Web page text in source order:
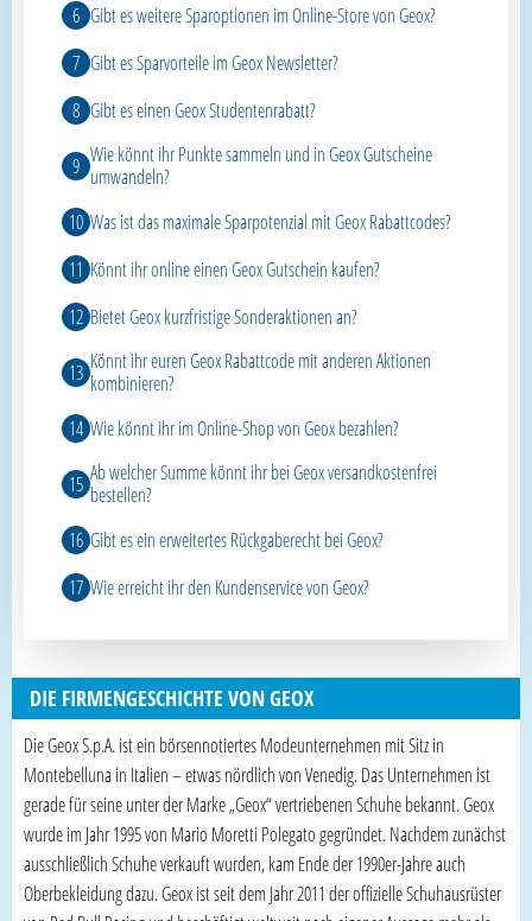
Gibt es weitere Sparoptionen im Online-Store von Geox?
Gibt es Sparvorteile im Geox Newsletter?
Gibt es einen Geox Studentenrabatt?
Wie könnt ihr Punkte sammeln und in Geox Gutscheine
umwandeln?
Was ist das maximale Sparpotenzial mit Geox Rabattcodes?
Könnt ihr online einen Geox Gutschein kaufen?
Bietet Geox kurzfristige Sonderaktionen an?
Könnt ihr euren Geox Rabattcode mit anderen Aktionen
kombinieren?
Wie könnt ihr im Online-Shop von Geox bezahlen?
Ab welcher Summe könnt ihr bei Geox versandkostenfrei
bestellen?
Gibt es ein erweitertes Rückgaberecht bei Geox?
Wie erreicht ihr den Kundenservice von Geox?
DIE FIRMENGESCHICHTE VON GEOX
Die Geox S.p.A. ist ein börsennotiertes Modeunternehmen mit Sitz in
Montebelluna in Italien – etwas nördlich von Venedig. Das Unternehmen ist
gerade für seine unter der Marke „Geox“ vertriebenen Schuhe bekannt. Geox
wurde im Jahr 1995 von Mario Moretti Polegato gegründet. Nachdem zunächst
ausschließlich Schuhe verkauft wurden, kam Ende der 1990er-Jahre auch
Oberbekleidung dazu. Geox ist seit dem Jahr 2011 der offizielle Schuhausrüster